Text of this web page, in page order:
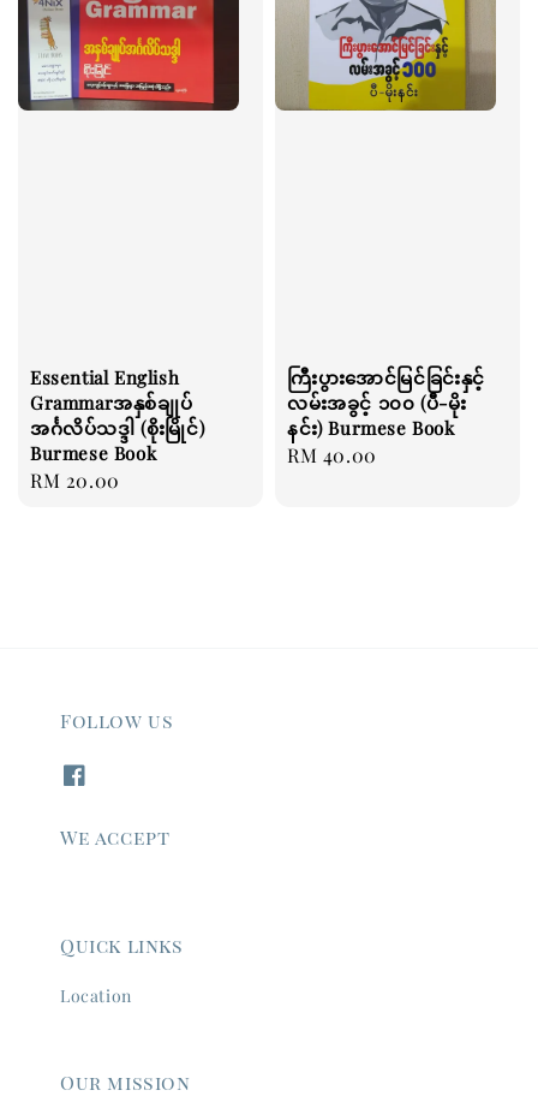
Essential English
Grammarအနှစ်ချုပ်
အင်္ဂလိပ်သဒ္ဒါ (စိုးမြိုင်)
Burmese Book
Regular
RM 20.00
ကြီးပွားအောင်မြင်ခြင်းနှင့်
လမ်းအခွင့် ၁၀၀ (ပီ-မိုး
နင်း) Burmese Book
Regular
RM 40.00
Follow us
We accept
Quick links
Location
Our mission